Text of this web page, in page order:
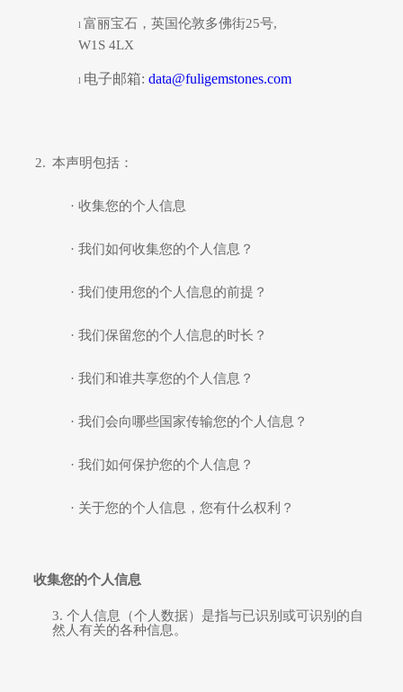
l 富丽宝石，英国伦敦多佛街25号,
W1S 4LX
l 电子邮箱: data@fuligemstones.com
2. 本声明包括：
·收集您的个人信息
·我们如何收集您的个人信息？
·我们使用您的个人信息的前提？
·我们保留您的个人信息的时长？
·我们和谁共享您的个人信息？
·我们会向哪些国家传输您的个人信息？
·我们如何保护您的个人信息？
· 关于您的个人信息，您有什么权利？
收集您的个人信息
3.个人信息（个人数据）是指与已识别或可识别 的自
然人有关的各种信息。